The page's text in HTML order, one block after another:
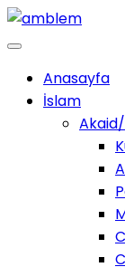
Anasayfa
İslam